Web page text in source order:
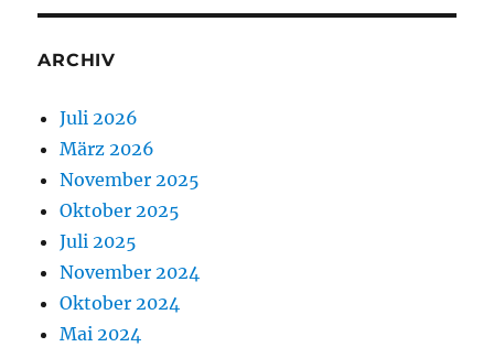
ARCHIV
Juli 2026
März 2026
November 2025
Oktober 2025
Juli 2025
November 2024
Oktober 2024
Mai 2024